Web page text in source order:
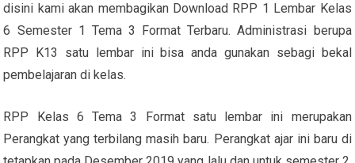
disini kami akan membagikan Download RPP 1 Lembar Kelas
6 Semester 1 Tema 3 Format Terbaru. Administrasi berupa
RPP K13 satu lembar ini bisa anda gunakan sebagi bekal
pembelajaran di kelas.
RPP Kelas 6 Tema 3 Format satu lembar ini merupakan
Perangkat yang terbilang masih baru. Perangkat ajar ini baru di